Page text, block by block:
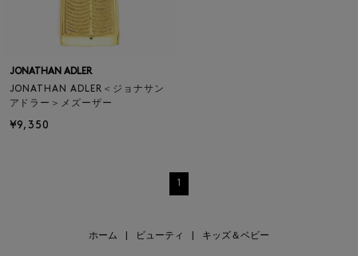
JONATHAN ADLER
JONATHAN ADLER＜ジョナサン
アドラー＞メズーザー
¥9,350
1
ホーム ビューティ キッズ＆ベビー